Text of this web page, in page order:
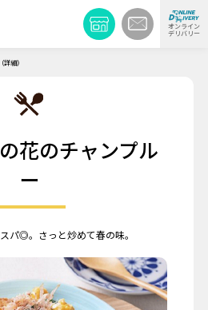
オンライン
デリバリー
細）
花のチャンプル
ー
パ◎。さっと炒めて春の味。